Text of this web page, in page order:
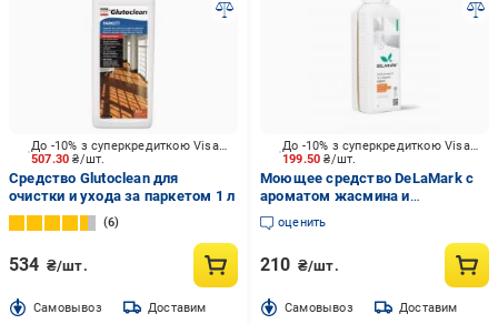
507.30₴/шт.
До -10% з суперкредиткою Visa Вигода
Средство Glutoclean для
очистки и ухода за паркетом 1 л
6
534 ₴/шт.
Cамовывоз Доставим
199.50₴/шт.
До -10% з суперкредиткою Visa Вигода
Моющее средство DeLaMark c
ароматом жасмина и
апельсинового цветка 1 л
оценить
210 ₴/шт.
Cамовывоз Доставим